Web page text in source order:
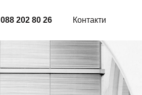
088 202 80 26 Контакти